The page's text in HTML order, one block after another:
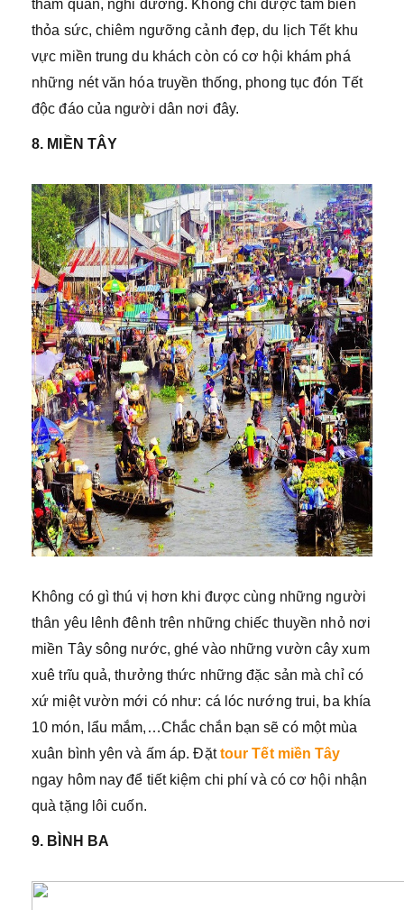
tham quan, nghỉ dưỡng. Không chỉ được tắm biển
thỏa sức, chiêm ngưỡng cảnh đẹp, du lịch Tết khu
vực miền trung du khách còn có cơ hội khám phá
những nét văn hóa truyền thống, phong tục đón Tết
độc đáo của người dân nơi đây.
8. MIỀN TÂY
Không có gì thú vị hơn khi được cùng những người
thân yêu lênh đênh trên những chiếc thuyền nhỏ nơi
miền Tây sông nước, ghé vào những vườn cây xum
xuê trĩu quả, thưởng thức những đặc sản mà chỉ có
xứ miệt vườn mới có như: cá lóc nướng trui, ba khía
10 món, lẩu mắm,…Chắc chắn bạn sẽ có một mùa
xuân bình yên và ấm áp. Đặt tour Tết miền Tây
ngay hôm nay để tiết kiệm chi phí và có cơ hội nhận
quà tặng lôi cuốn.
9. BÌNH BA